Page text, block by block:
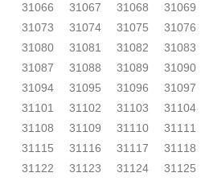
31066
31067 31068 31069
31073
31074 31075 31076
31080
31081 31082 31083
31087
31088 31089 31090
31094
31095 31096 31097
31101
31102 31103 31104
31108
31109 31110 31111
31115
31116 31117 31118
31122
31123 31124 31125